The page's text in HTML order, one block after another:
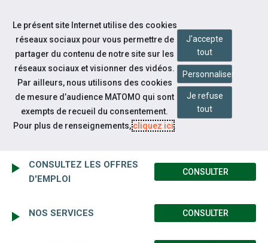
Aller au contenu
Espace candidat
ESPACE CANDIDAT
CONSULTEZ LES OFFRES
D'EMPLOI
CONSULTER
NOS SERVICES CONSULTER
Le présent site Internet utilise des cookies
réseaux sociaux pour vous permettre de
partager du contenu de notre site sur les
réseaux sociaux et visionner des vidéos.
Par ailleurs, nous utilisons des cookies
de mesure d’audience MATOMO qui sont
exempts de recueil du consentement.
Pour plus de renseignements,cliquez ici.
J'accepte
tout
Personnaliser
Je refuse
tout